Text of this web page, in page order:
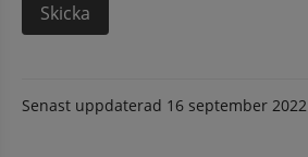
Senast uppdaterad 16 september 2022